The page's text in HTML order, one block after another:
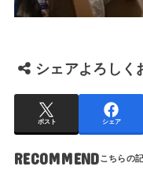
シェアよろしく
ポスト シェア
RECOMMEND